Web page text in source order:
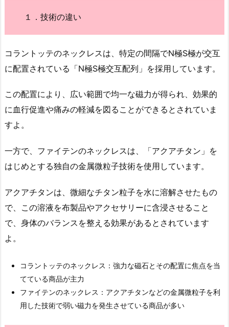
１．技術の違い
コラントッテのネックレスは、特定の間隔でN極S極が交互
に配置されている「N極S極交互配列」を採用しています。
この配置により、広い範囲で均一な磁力が得られ、効果的
に血行促進や痛みの軽減を図ることができるとされていま
すよ。
一方で、ファイテンのネックレスは、「アクアチタン」を
はじめとする独自の金属微粒子技術を使用しています。
アクアチタンは、微細なチタン粒子を水に溶解させたもの
で、この溶液を布製品やアクセサリーに含浸させること
で、身体のバランスを整える効果があるとされています
よ。
コラントッテのネックレス：強力な磁石とその配置に焦点を当
てている商品が主力
ファイテンのネックレス：アクアチタンなどの金属微粒子を利
用した技術で弱い磁力を発生させている商品が多い